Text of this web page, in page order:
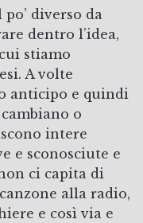
diverso da
dentro l’idea,
stiamo
A volte
anticipo e quindi
o
intere
e sconosciute e
ci capita di
alla radio,
e così via e